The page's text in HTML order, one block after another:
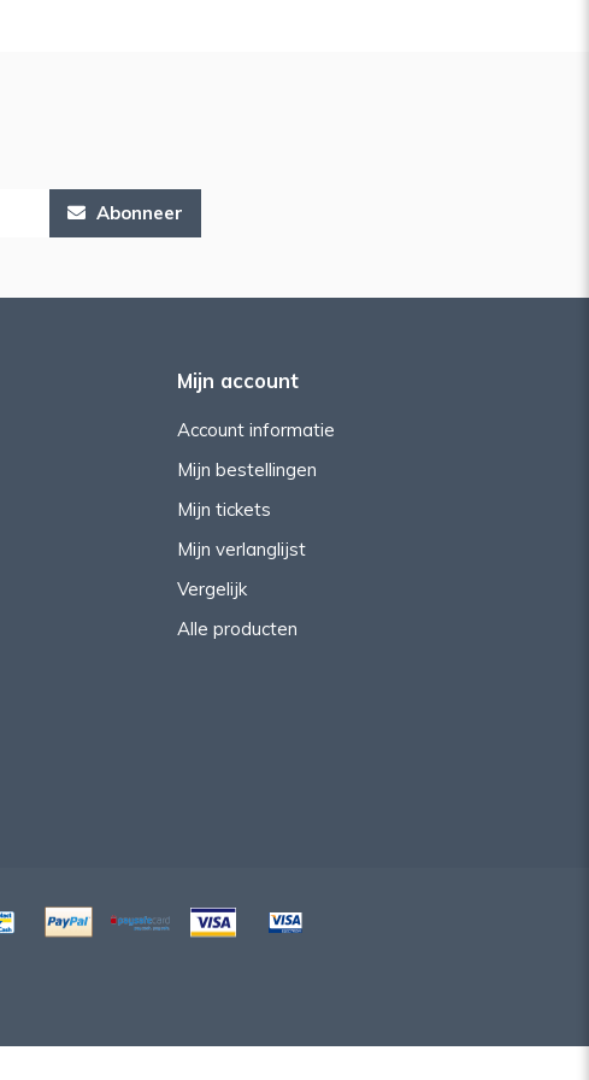
Abonneer
Mijn account
Account informatie
Mijn bestellingen
Mijn tickets
Mijn verlanglijst
Vergelijk
Alle producten